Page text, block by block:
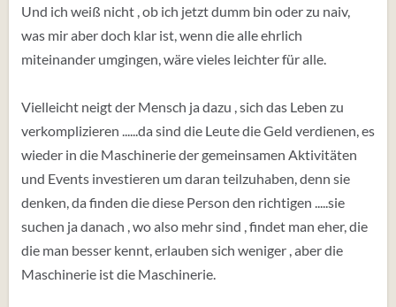
Und ich weiß nicht , ob ich jetzt dumm bin oder zu naiv,
was mir aber doch klar ist, wenn die alle ehrlich
miteinander umgingen, wäre vieles leichter für alle.
Vielleicht neigt der Mensch ja dazu , sich das Leben zu
verkomplizieren ......da sind die Leute die Geld verdienen, es
wieder in die Maschinerie der gemeinsamen Aktivitäten
und Events investieren um daran teilzuhaben, denn sie
denken, da finden die diese Person den richtigen .....sie
suchen ja danach , wo also mehr sind , findet man eher, die
die man besser kennt, erlauben sich weniger , aber die
Maschinerie ist die Maschinerie.